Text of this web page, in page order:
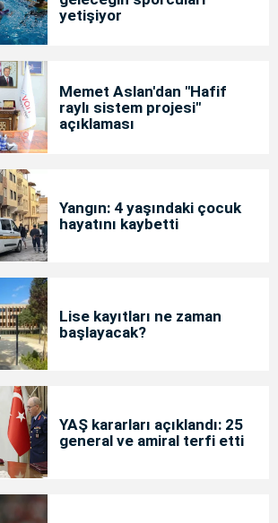
yetişiyor
Memet Aslan'dan "Hafif
raylı sistem projesi"
açıklaması
Yangın: 4 yaşındaki çocuk
hayatını kaybetti
Lise kayıtları ne zaman
başlayacak?
YAŞ kararları açıklandı: 25
general ve amiral terfi etti